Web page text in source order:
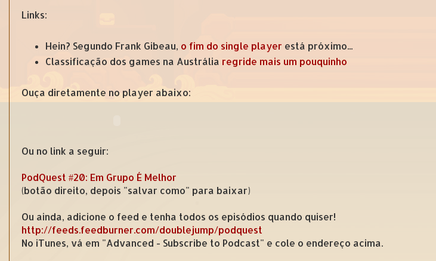
Links:
Hein? Segundo Frank Gibeau, o fim do single player está próximo...
Classificação dos games na Austrália regride mais um pouquinho
Ouça diretamente no player abaixo:
Ou no link a seguir:
PodQuest #20: Em Grupo É Melhor
(botão direito, depois "salvar como" para baixar)
Ou ainda, adicione o feed e tenha todos os episódios quando quiser!
http://feeds.feedburner.com/doublejump/podquest
No iTunes, vá em "Advanced - Subscribe to Podcast" e cole o endereço acima.